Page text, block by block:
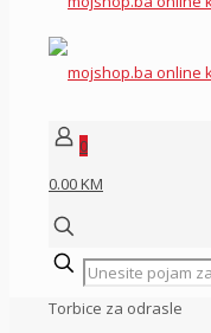
0
0.00 KM
Torbice za odrasle